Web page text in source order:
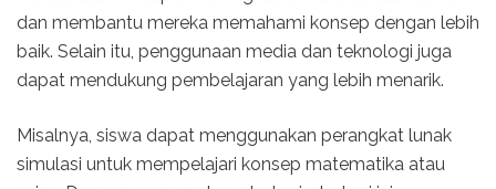
dan membantu mereka memahami konsep dengan lebih
baik. Selain itu, penggunaan media dan teknologi juga
dapat mendukung pembelajaran yang lebih menarik.
Misalnya, siswa dapat menggunakan perangkat lunak
simulasi untuk mempelajari konsep matematika atau